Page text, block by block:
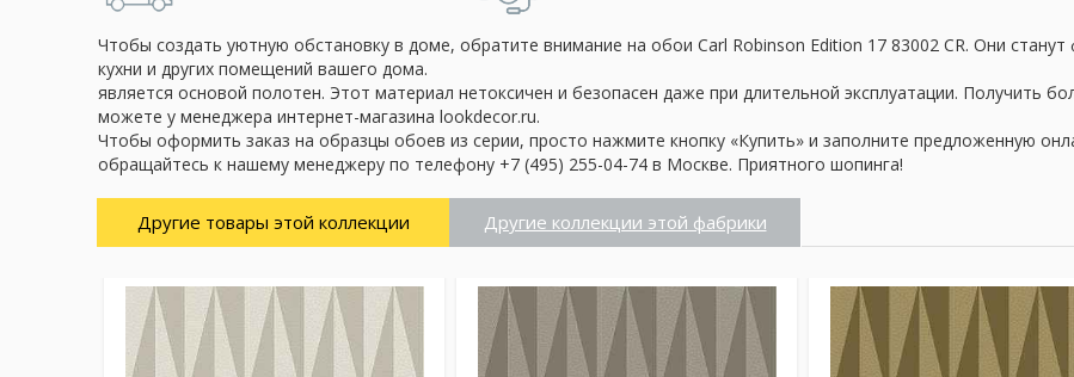
Чтобы создать уютную обстановку в доме, обратите внимание на обои Carl Robinson Edition 17 83002 CR. Они
кухни и других помещений вашего дома.
является основой полотен. Этот материал нетоксичен и безопасен даже при длительной эксплуатации. Получить
можете у менеджера интернет-магазина lookdecor.ru.
Чтобы оформить заказ на образцы обоев из серии, просто нажмите кнопку «Купить» и заполните предложенную
обращайтесь к нашему менеджеру по телефону +7 (495) 255-04-74 в Москве. Приятного шопинга!
Другие товары этой коллекции Другие коллекции этой фабрики